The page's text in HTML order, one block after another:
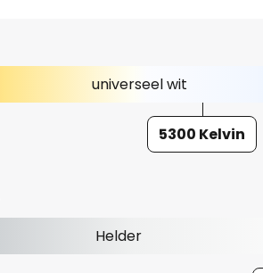
universeel wit
5300 Kelvin
Helder